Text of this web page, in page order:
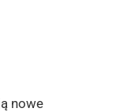
nowe